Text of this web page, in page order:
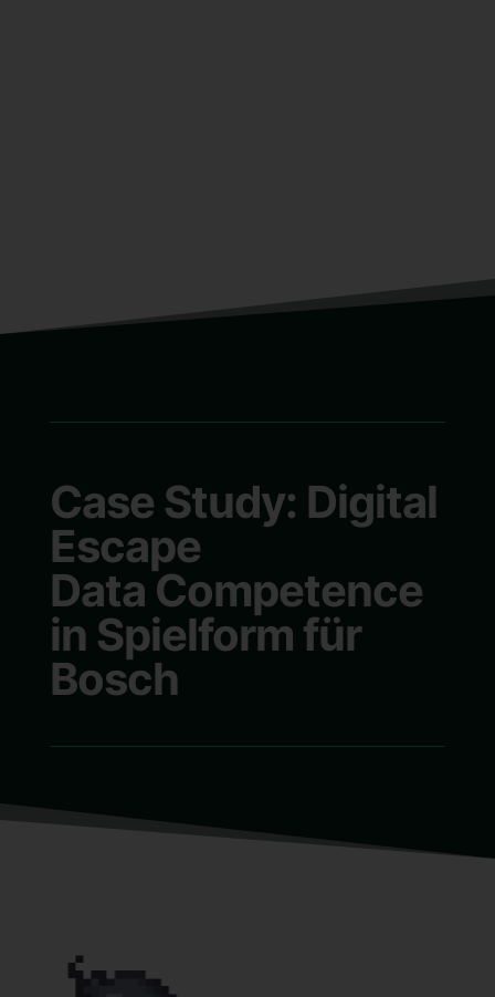
Case Study: Digital
Escape
Data Competence
in Spielform für
Bosch